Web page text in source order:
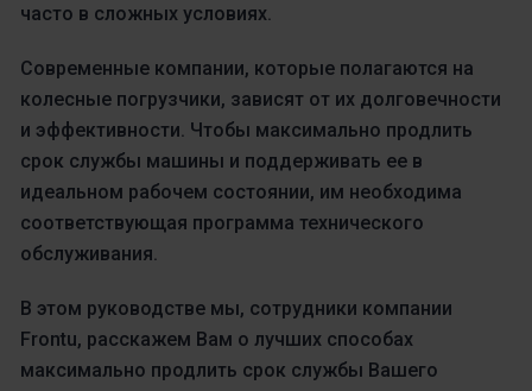
часто в сложных условиях.
Современные компании, которые полагаются на
колесные погрузчики, зависят от их долговечности
и эффективности. Чтобы максимально продлить
срок службы машины и поддерживать ее в
идеальном рабочем состоянии, им необходима
соответствующая программа технического
обслуживания.
В этом руководстве мы, сотрудники компании
Frontu, расскажем Вам о лучших способах
максимально продлить срок службы Вашего